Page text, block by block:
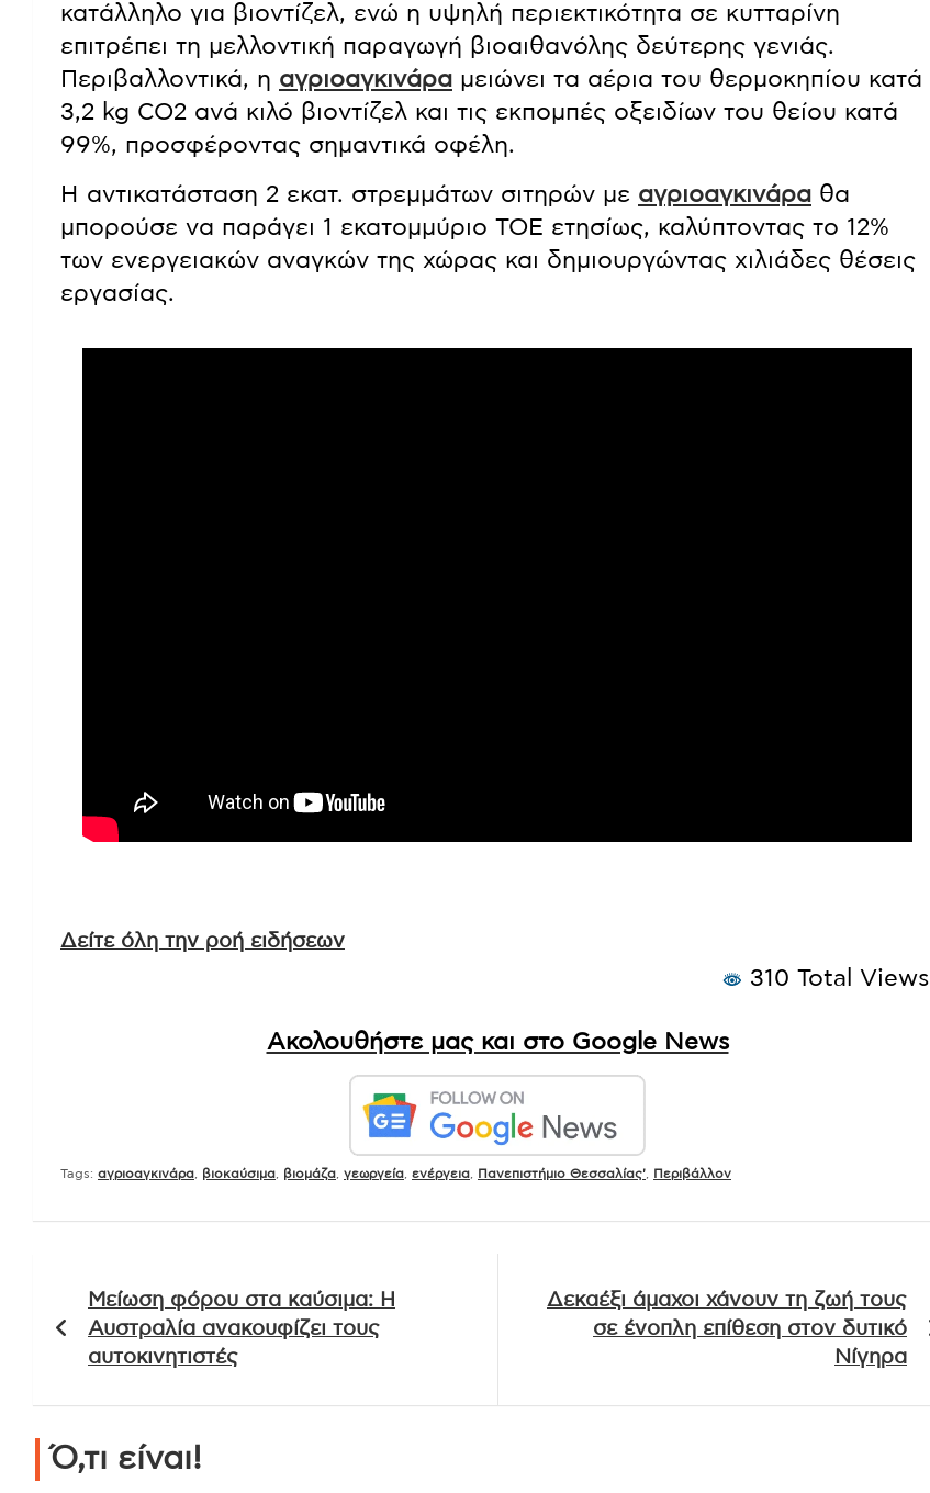
κατάλληλο για βιοντίζελ, ενώ η υψηλή περιεκτικότητα σε κυτταρίνη
επιτρέπει τη μελλοντική παραγωγή βιοαιθανόλης δεύτερης γενιάς.
Περιβαλλοντικά, η αγριοαγκινάρα μειώνει τα αέρια του θερμοκηπίου κατά
3,2 kg CO2 ανά κιλό βιοντίζελ και τις εκπομπές οξειδίων του θείου κατά
99%, προσφέροντας σημαντικά οφέλη.
Η αντικατάσταση 2 εκατ. στρεμμάτων σιτηρών με αγριοαγκινάρα θα
μπορούσε να παράγει 1 εκατομμύριο TOE ετησίως, καλύπτοντας το 12%
των ενεργειακών αναγκών της χώρας και δημιουργώντας χιλιάδες θέσεις
εργασίας.
Δείτε όλη την ροή ειδήσεων
310 Total Views
Ακολουθήστε μας και στο Google News
Tags: αγριοαγκινάρα βιοκαύσιμα βιομάζα γεωργεία ενέργεια Πανεπιστήμιο Θεσσαλίας' Περιβάλλον
άρθρων
Μείωση φόρου στα καύσιμα: Η
Αυστραλία ανακουφίζει τους
αυτοκινητιστές
Δεκαέξι άμαχοι χάνουν τη ζωή τους
σε ένοπλη επίθεση στον δυτικό
Νίγηρα
Ό,τι είναι!